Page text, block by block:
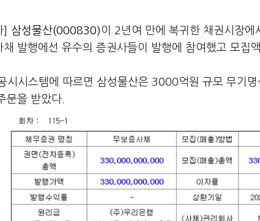
] 삼성물산(000830)이 2년여 만에 복귀한 채권시장
발행에선 유수의 증권사들이 발행에 참여했고 모집
시시스템에 따르면 삼성물산은 3000억원 규모 무기
문을 받았다.